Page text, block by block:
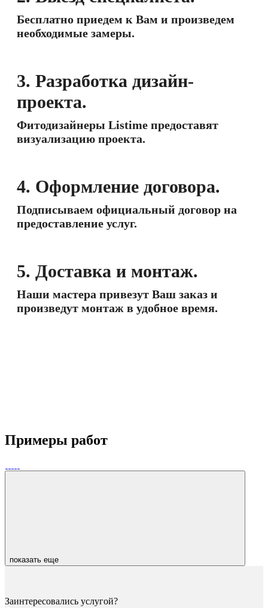
Бесплатно приедем к Вам и произведем
необходимые замеры.
3. Разработка дизайн-
проекта.
Фитодизайнеры Listime предоставят
визуализацию проекта.
4. Оформление договора.
Подписываем официальный договор на
предоставление услуг.
5. Доставка и монтаж.
Наши мастера привезут Ваш заказ и
произведут монтаж в удобное время.
Примеры работ
показать еще
Заинтересовались услугой?